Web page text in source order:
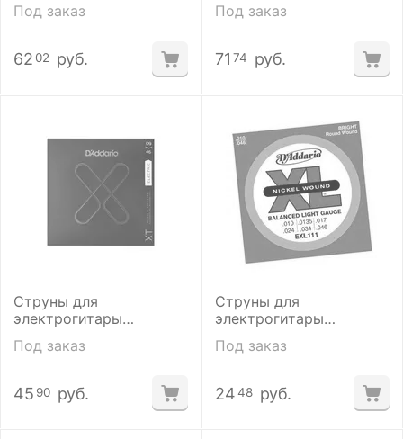
Под заказ
6202 руб.
Под заказ
71 74 руб.
Струны для
электрогитары
Под заказ
45 90 руб.
Струны для
электрогитары
Под заказ
2448 руб.